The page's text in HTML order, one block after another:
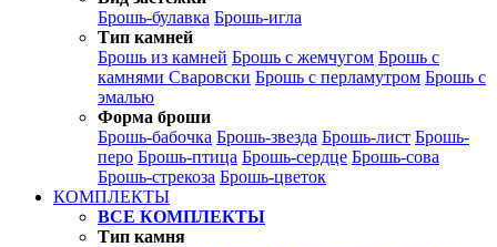
Брошь-булавка Брошь-игла
Тип камней
Брошь из камней Брошь с жемчугом Брошь с
камнями Сваровски Брошь с перламутром Брошь с
эмалью
Форма броши
Брошь-бабочка Брошь-звезда Брошь-лист Брошь-
перо Брошь-птица Брошь-сердце Брошь-сова
Брошь-стрекоза Брошь-цветок
КОМПЛЕКТЫ
ВСЕ КОМПЛЕКТЫ
Тип камня